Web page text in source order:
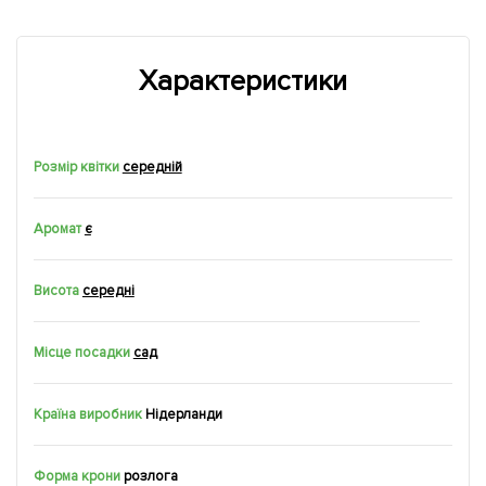
Характеристики
Розмір квітки середній
Аромат є
Висота середні
Місце посадки сад
Країна виробник Нідерланди
Форма кронирозлога